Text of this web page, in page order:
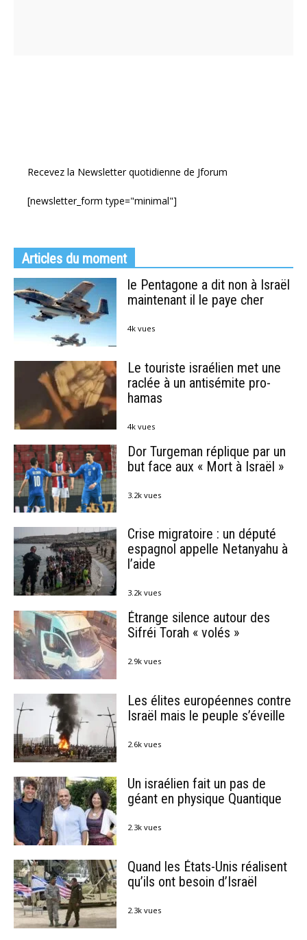
Recevez la Newsletter quotidienne de Jforum
[newsletter_form type="minimal"]
Articles du moment
le Pentagone a dit non à Israël
maintenant il le paye cher
4k vues
Le touriste israélien met une
raclée à un antisémite pro-
hamas
4k vues
Dor Turgeman réplique par un
but face aux « Mort à Israël »
3.2k vues
Crise migratoire : un député
espagnol appelle Netanyahu à
l’aide
3.2k vues
Étrange silence autour des
Sifréi Torah « volés »
2.9k vues
Les élites européennes contre
Israël mais le peuple s’éveille
2.6k vues
Un israélien fait un pas de
géant en physique Quantique
2.3k vues
Quand les États-Unis réalisent
qu’ils ont besoin d’Israël
2.3k vues